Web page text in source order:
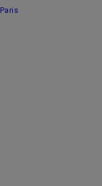
Paris